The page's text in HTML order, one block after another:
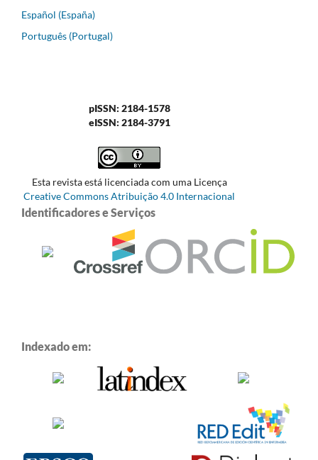
Español (España)
Português (Portugal)
pISSN: 2184-1578
eISSN: 2184-3791
Esta revista está licenciada com uma Licença
Creative Commons Atribuição 4.0 Internacional
Identificadores e Serviços
Indexado em: